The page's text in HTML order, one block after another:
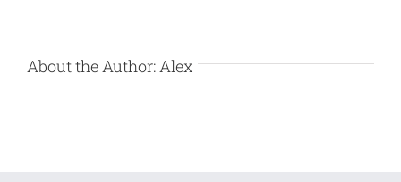
About the Author: Alex